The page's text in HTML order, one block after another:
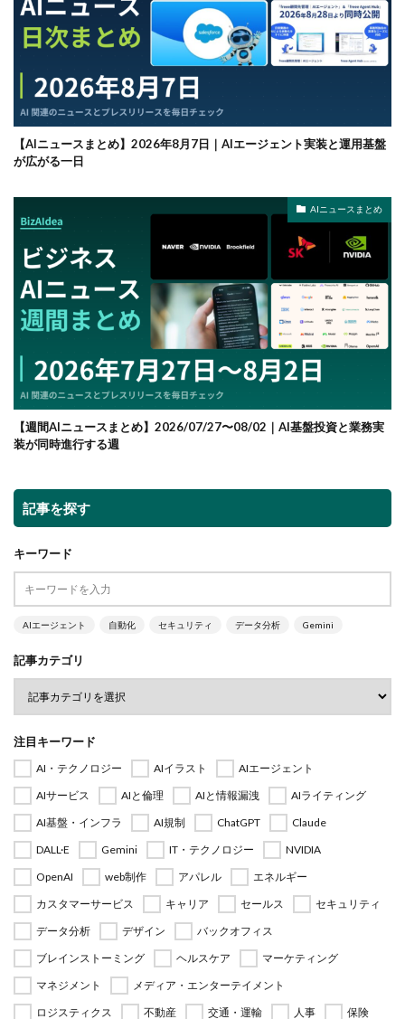
【AIニュースまとめ】2026年8月7日｜AIエージェント実装と運用基盤
が広がる一日
AIニュースまとめ
【週間AIニュースまとめ】2026/07/27〜08/02｜AI基盤投資と業務実
装が同時進行する週
記事を探す
キーワード
AIエージェント 自動化 セキュリティ データ分析 Gemini
記事カテゴリ
注目キーワード
AI・テクノロジー AIイラスト
AIエージェント
AIサービス
AIと倫理 AIと情報漏洩
AIライティング
AI基盤・インフラ
AI規制 ChatGPT
Claude
DALL·E
Gemini IT・テクノロジー
NVIDIA
OpenAI
web制作 アパレル
エネルギー
カスタマーサービス
キャリア セールス
セキュリティ
データ分析
デザイン
バックオフィス
ブレインストーミング
ヘルスケア
マーケティング
マネジメント
メディア・エンターテイメント
ロジスティクス
不動産 交通・運輸 人事 保険